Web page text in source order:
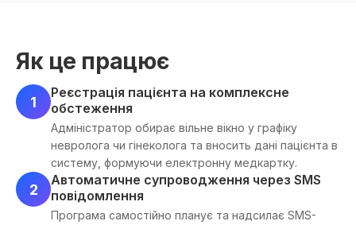
Як це працює
1
Реєстрація пацієнта на комплексне
обстеження
Адміністратор обирає вільне вікно у графіку
невролога чи гінеколога та вносить дані пацієнта в
систему, формуючи електронну медкартку.
2
Автоматичне супроводження через SMS
повідомлення
Програма самостійно планує та надсилає SMS-